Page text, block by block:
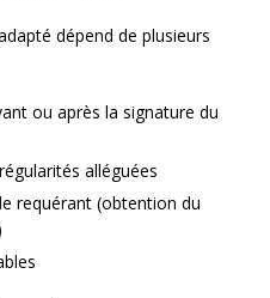
dépend de plusieurs
ou après la signature du
alléguées
requérant (obtention du